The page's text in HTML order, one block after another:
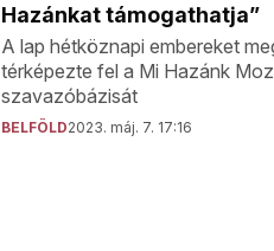
Hazánkat támogathatja”
A lap hétköznapi embereket
térképezte fel a Mi Hazánk
szavazóbázisát
BELFÖLD2023. máj. 7. 17:16